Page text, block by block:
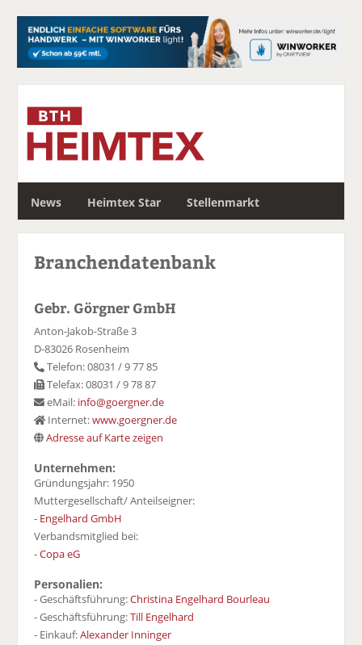
News Heimtex Star Stellenmarkt
c
Branchendatenbank
Gebr. Görgner GmbH
Anton-Jakob-Straße 3
D-83026 Rosenheim
Telefon: 08031 / 9 77 85
Telefax: 08031 / 9 78 87
eMail: info@goergner.de
Internet:www.goergner.de
Adresse auf Karte zeigen
Unternehmen:
Gründungsjahr: 1950
Muttergesellschaft/ Anteilseigner:
- Engelhard GmbH
Verbandsmitglied bei:
-Copa eG
Personalien:
- Geschäftsführung:Christina Engelhard Bourleau
- Geschäftsführung:Till Engelhard
- Einkauf:Alexander Inninger